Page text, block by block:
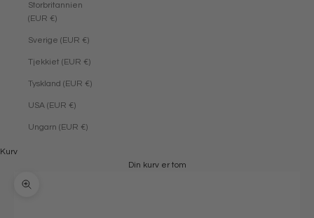
Storbritannien
(EUR €)
Sverige (EUR €)
Tjekkiet (EUR €)
Tyskland (EUR €)
USA (EUR €)
Ungarn (EUR €)
Kurv
Din kurv er tom
Zoom